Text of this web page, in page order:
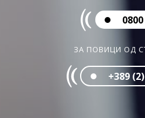
ЗА ПОВИЦИ ОД
+389